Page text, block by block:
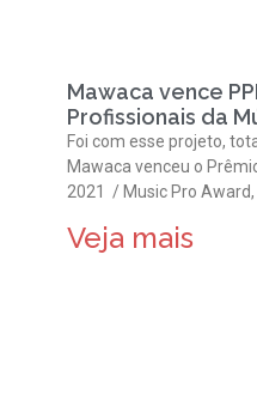
Mawaca vence
Profissionais da
Foi com esse projeto,
Mawaca venceu o
2021 / Music Pro
Veja mais